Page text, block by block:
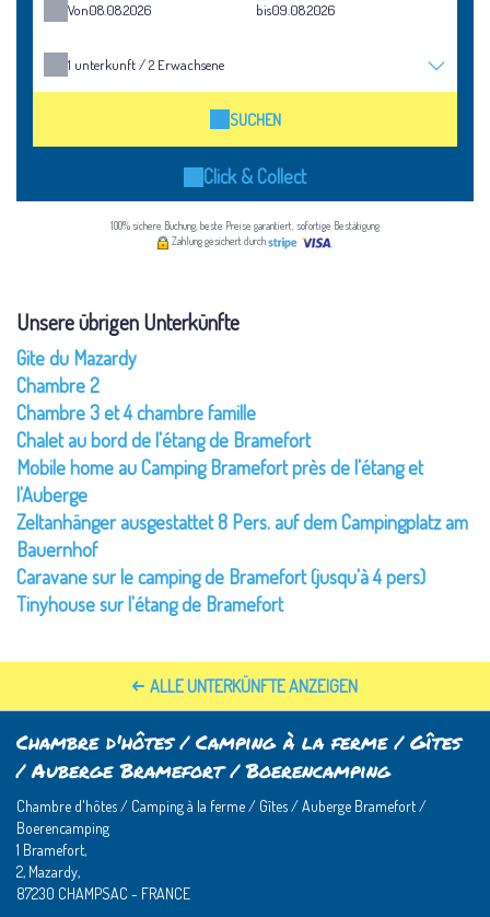
Von bis
1 unterkunft /2 Erwachsene
SUCHEN
Click & Collect
100% sichere Buchung, beste Preise garantiert, sofortige Bestätigung
Zahlung gesichert durch
Unsere übrigen Unterkünfte
Gite du Mazardy
Chambre 2
Chambre 3 et 4 chambre famille
Chalet au bord de l'étang de Bramefort
Mobile home au Camping Bramefort près de l'étang et
l'Auberge
Zeltanhänger ausgestattet 8 Pers. auf dem Campingplatz am
Bauernhof
Caravane sur le camping de Bramefort (jusqu'à 4 pers)
Tinyhouse sur l'étang de Bramefort
ALLE UNTERKÜNFTE ANZEIGEN
Chambre d'hôtes / Camping à la ferme / Gîtes
/ Auberge Bramefort / Boerencamping
Chambre d'hôtes / Camping à la ferme / Gîtes / Auberge Bramefort /
Boerencamping
1 Bramefort,
2, Mazardy,
87230 CHAMPSAC - FRANCE